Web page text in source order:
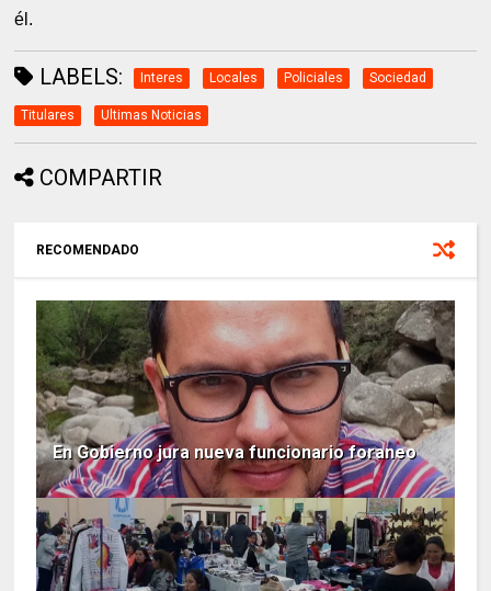
él.
LABELS: Interes Locales Policiales Sociedad
Titulares Ultimas Noticias
COMPARTIR
RECOMENDADO
En Gobierno jura nueva funcionario foraneo